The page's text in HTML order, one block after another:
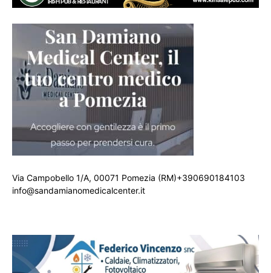
Via Campobello 1/A, 00071 Pomezia (RM)+390690184103
info@sandamianomedicalcenter.it